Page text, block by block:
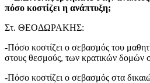
πόσο κοστίζει η ανάπτυξη;
Στ. ΘΕΟΔΩΡΑΚΗΣ:
-Πόσο κοστίζει ο σεβασμός του
στους θεσμούς, των κρατικών δομών
-Πόσο κοστίζει ο σεβασμός στα